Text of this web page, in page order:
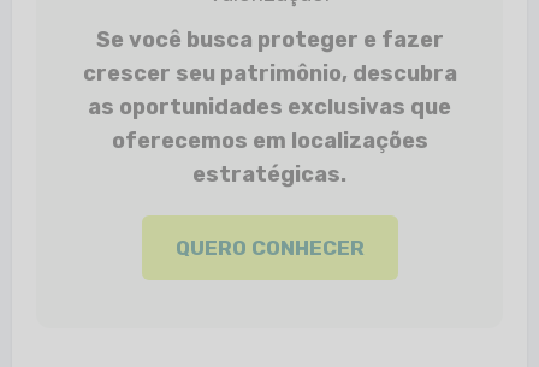
Se você busca proteger e fazer
crescer seu patrimônio, descubra
as oportunidades exclusivas que
oferecemos em localizações
estratégicas.
QUERO CONHECER